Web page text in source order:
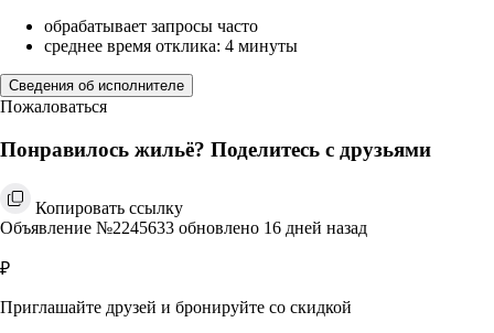
обрабатывает запросы часто
среднее время отклика: 4 минуты
Сведения об исполнителе
Пожаловаться
Понравилось жильё? Поделитесь с друзьями
Копировать ссылку
Объявление №2245633 обновлено 16 дней назад
₽
Приглашайте друзей и бронируйте со скидкой